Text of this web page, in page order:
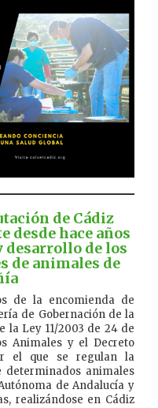
de Cádiz
desde hace años
de los
de animales de
de la encomienda de
de Gobernación de la
la Ley 11/2003 de 24 de
Animales y el Decreto
el que se regulan la
animales
de Andalucía y
realizándose en Cádiz